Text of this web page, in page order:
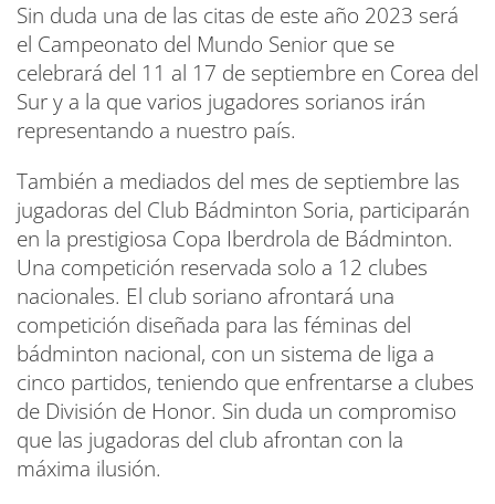
Sin duda una de las citas de este año 2023 será
el Campeonato del Mundo Senior que se
celebrará del 11 al 17 de septiembre en Corea del
Sur y a la que varios jugadores sorianos irán
representando a nuestro país.
También a mediados del mes de septiembre las
jugadoras del Club Bádminton Soria, participarán
en la prestigiosa Copa Iberdrola de Bádminton.
Una competición reservada solo a 12 clubes
nacionales. El club soriano afrontará una
competición diseñada para las féminas del
bádminton nacional, con un sistema de liga a
cinco partidos, teniendo que enfrentarse a clubes
de División de Honor. Sin duda un compromiso
que las jugadoras del club afrontan con la
máxima ilusión.